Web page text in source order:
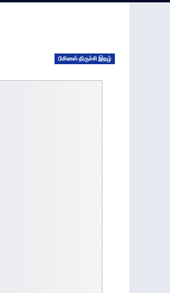
பிசினஸ் திருச்சி இதழ்